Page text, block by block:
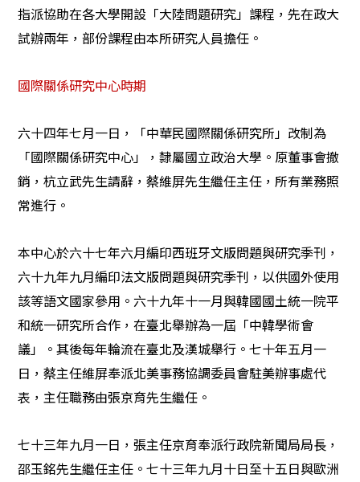
指派協助在各大學開設「大陸問題研究」課程，先在政大
試辦兩年，部份課程由本所研究人員擔任。
國際關係研究中心時期
六十四年七月一日，「中華民國際關係研究所」改制為
「國際關係研究中心」，隸屬國立政治大學。原董事會撤
銷，杭立武先生請辭，蔡維屏先生繼任主任，所有業務照
常進行。
本中心於六十七年六月編印西班牙文版問題與研究季刊，
六十九年九月編印法文版問題與研究季刊，以供國外使用
該等語文國家參用。六十九年十一月與韓國國土統一院平
和統一研究所合作，在臺北舉辦為一屆「中韓學術會
議」。其後每年輪流在臺北及漢城舉行。七十年五月一
日，蔡主任維屏奉派北美事務協調委員會駐美辦事處代
表，主任職務由張京育先生繼任。
七十三年九月一日，張主任京育奉派行政院新聞局局長，
邵玉銘先生繼任主任。七十三年九月十日至十五日與歐洲